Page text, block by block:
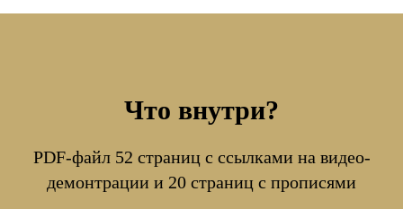
Что внутри?
PDF-файл 52 страниц с ссылками на видео-
демонтрации и 20 страниц с прописями